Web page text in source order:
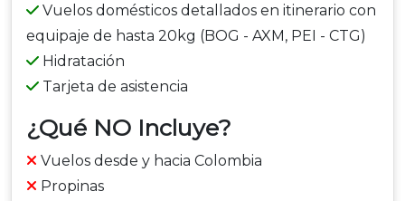
Vuelos domésticos detallados en itinerario con
equipaje de hasta 20kg (BOG - AXM, PEI - CTG)
Hidratación
Tarjeta de asistencia
¿Qué NO Incluye?
Vuelos desde y hacia Colombia
Propinas